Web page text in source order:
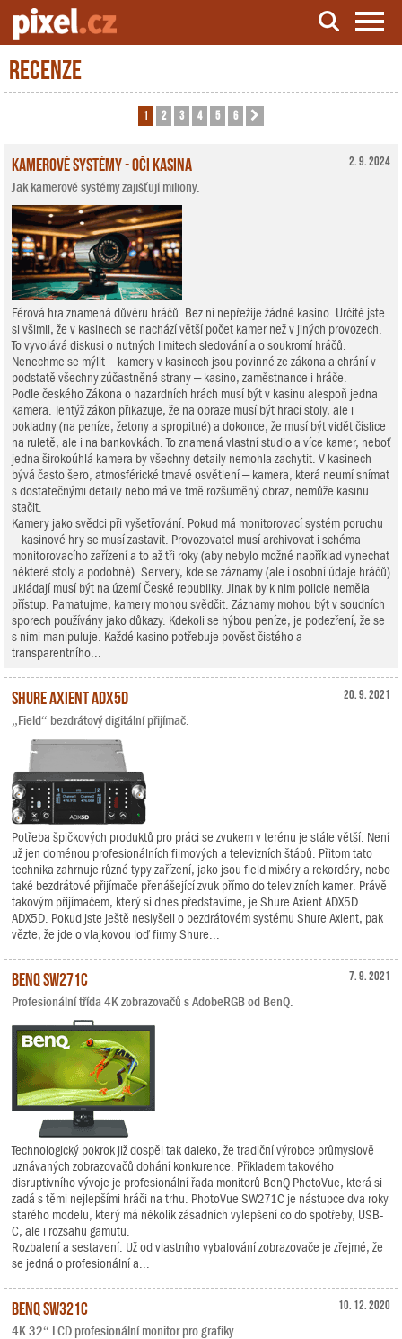
Server o natáčení a zpracování videa
Recenze
1 2 3 4 5 6
2. 9. 2024
Kamerové systémy - oči kasina
Jak kamerové systémy zajišťují miliony.
Férová hra znamená důvěru hráčů. Bez ní nepřežije žádné kasino. Určitě jste
si všimli, že v kasinech se nachází větší počet kamer než v jiných provozech.
To vyvolává diskusi o nutných limitech sledování a o soukromí hráčů.
Nenechme se mýlit – kamery v kasinech jsou povinné ze zákona a chrání v
podstatě všechny zúčastněné strany – kasino, zaměstnance i hráče.
Podle českého Zákona o hazardních hrách musí být v kasinu alespoň jedna
kamera. Tentýž zákon přikazuje, že na obraze musí být hrací stoly, ale i
pokladny (na peníze, žetony a spropitné) a dokonce, že musí být vidět číslice
na ruletě, ale i na bankovkách. To znamená vlastní studio a více kamer, neboť
jedna širokoúhlá kamera by všechny detaily nemohla zachytit. V kasinech
bývá často šero, atmosférické tmavé osvětlení – kamera, která neumí snímat
s dostatečnými detaily nebo má ve tmě rozšuměný obraz, nemůže kasinu
stačit.
Kamery jako svědci při vyšetřování. Pokud má monitorovací systém poruchu
– kasinové hry se musí zastavit. Provozovatel musí archivovat i schéma
monitorovacího zařízení a to až tři roky (aby nebylo možné například vynechat
některé stoly a podobně). Servery, kde se záznamy (ale i osobní údaje hráčů)
ukládají musí být na území České republiky. Jinak by k nim policie neměla
přístup. Pamatujme, kamery mohou svědčit. Záznamy mohou být v soudních
sporech používány jako důkazy. Kdekoli se hýbou peníze, je podezření, že se
s nimi manipuluje. Každé kasino potřebuje pověst čistého a
transparentního...
20. 9. 2021
Shure Axient ADX5D
„Field“ bezdrátový digitální přijímač.
Potřeba špičkových produktů pro práci se zvukem v terénu je stále větší. Není
už jen doménou profesionálních filmových a televizních štábů. Přitom tato
technika zahrnuje různé typy zařízení, jako jsou field mixéry a rekordéry, nebo
také bezdrátové přijímače přenášející zvuk přímo do televizních kamer. Právě
takovým přijímačem, který si dnes představíme, je Shure Axient ADX5D.
ADX5D. Pokud jste ještě neslyšeli o bezdrátovém systému Shure Axient, pak
vězte, že jde o vlajkovou loď firmy Shure...
7. 9. 2021
BenQ SW271C
Profesionální třída 4K zobrazovačů s AdobeRGB od BenQ.
Technologický pokrok již dospěl tak daleko, že tradiční výrobce průmyslově
uznávaných zobrazovačů dohání konkurence. Příkladem takového
disruptivního vývoje je profesionální řada monitorů BenQ PhotoVue, která si
zadá s těmi nejlepšími hráči na trhu. PhotoVue SW271C je nástupce dva roky
starého modelu, který má několik zásadních vylepšení co do spotřeby, USB-
C, ale i rozsahu gamutu.
Rozbalení a sestavení. Už od vlastního vybalování zobrazovače je zřejmé, že
se jedná o profesionální a...
10. 12. 2020
BenQ SW321C
4K 32“ LCD profesionální monitor pro grafiky.